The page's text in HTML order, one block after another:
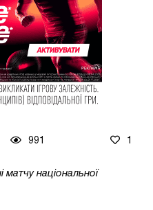
991 1
національної